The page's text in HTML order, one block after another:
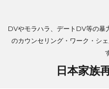
DVやモラハラ、デートDV等の暴
のカウンセリング・ワーク・シ
日本家族